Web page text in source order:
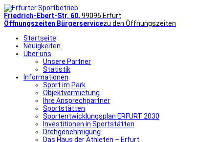
Friedrich-Ebert-Str. 60, 99096 Erfurt
Öffnungszeiten Bürgerservicezu den Öffnungszeiten
Startseite
Neuigkeiten
Über uns
Unsere Partner
Statistik
Informationen
Sport im Park
Objektvermietung
Ihre Ansprechpartner
Sportstätten
Sportentwicklungsplan ERFURT 2030
Investitionen in Sportstätten
Drehgenehmigung
Das Haus der Athleten – Erfurt